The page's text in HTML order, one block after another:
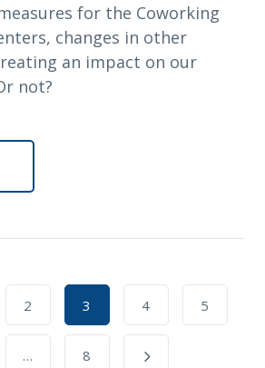
for the Coworking
changes in other
an impact on our
not?
2 3 4 5
… 8